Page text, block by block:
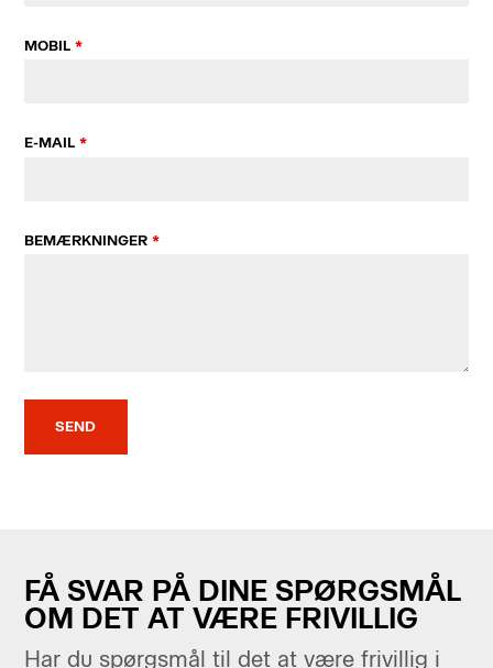
MOBIL *
E-MAIL *
BEMÆRKNINGER *
FÅ SVAR PÅ DINE SPØRGSMÅL
OM DET AT VÆRE FRIVILLIG
Har du spørgsmål til det at være frivillig i